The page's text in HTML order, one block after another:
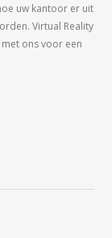
uw kantoor er uit
Virtual Reality
ons voor een